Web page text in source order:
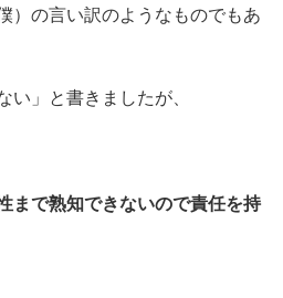
）の言い訳のようなものでもあ
い」と書きましたが、
まで熟知できないので責任を持